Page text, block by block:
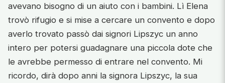
avevano bisogno di un aiuto con i bambini. Lì Elena
trovò rifugio e si mise a cercare un convento e dopo
averlo trovato passò dai signori Lipszyc un anno
intero per potersi guadagnare una piccola dote che
le avrebbe permesso di entrare nel convento. Mi
ricordo, dirà dopo anni la signora Lipszyc, la sua